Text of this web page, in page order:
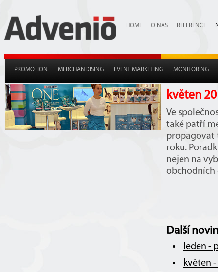
HOME O NÁS REFERENCE
PROMOTION MERCHANDISING EVENT MARKETING MONITORING
květen
Ve
také patří
propagovat
roku.
nejen na
obchodních
Další
leden -
květen